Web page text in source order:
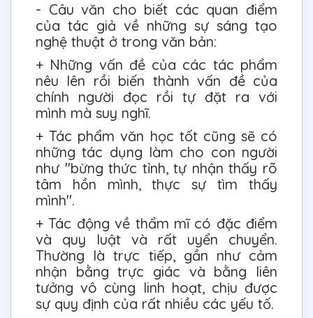
- Câu văn cho biết các quan điểm
của tác giả về những sự sáng tạo
nghệ thuật ở trong văn bản:
+ Những vấn đề của các tác phẩm
nêu lên rồi biến thành vấn đề của
chính người đọc rồi tự đặt ra với
mình mà suy nghĩ.
+ Tác phẩm văn học tốt cũng sẽ có
những tác dụng làm cho con người
như "bừng thức tỉnh, tự nhận thấy rõ
tâm hồn mình, thực sự tìm thấy
mình".
+ Tác động về thẩm mĩ có đặc điểm
và quy luật và rất uyển chuyển.
Thường là trực tiếp, gần như cảm
nhận bằng trực giác và bằng liên
tưởng vô cùng linh hoạt, chịu được
sự quy định của rất nhiều các yếu tố.